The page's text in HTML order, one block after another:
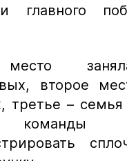
главного
второе
третье –